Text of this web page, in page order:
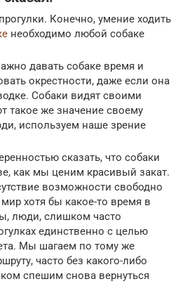
Конечно, умение ходить
необходимо любой собаке
давать собаке время и
окрестности, даже если она
Собаки видят своими
такое же значение своему
используем наше зрение
сказать, что собаки
как мы ценим красивый закат.
возможности свободно
хотя бы какое-то время в
люди, слишком часто
единственно с целью
Мы шагаем по тому же
часто без какого-либо
спешим снова вернуться